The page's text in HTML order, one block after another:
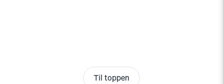
Til toppen